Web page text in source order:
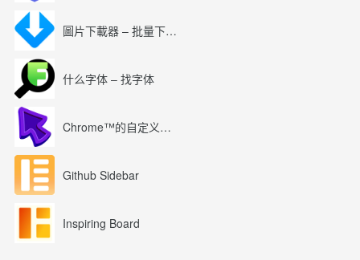
圖片下載器 – 批量下載圖片
什么字体 – 找字体
Chrome™的自定义光标
Github Sidebar
Inspiring Board